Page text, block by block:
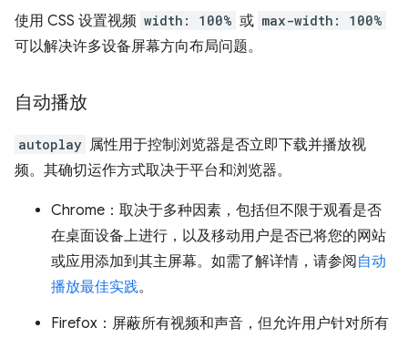
使用 CSS 设置视频 width: 100% 或 max-width: 100%
可以解决许多设备屏幕方向布局问题。
自动播放
autoplay 属性用于控制浏览器是否立即下载并播放视
频。其确切运作方式取决于平台和浏览器。
Chrome：取决于多种因素，包括但不限于观看是否
在桌面设备上进行，以及移动用户是否已将您的网站
或应用添加到其主屏幕。如需了解详情，请参阅自动
播放最佳实践。
Firefox：屏蔽所有视频和声音，但允许用户针对所有